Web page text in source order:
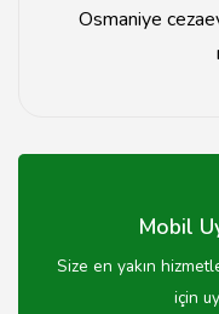
Osmaniye
sosyal etkinliklere
Mobil
Size en yakın
için